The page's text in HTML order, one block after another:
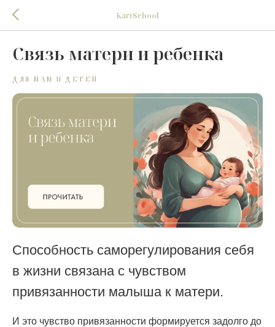
KartSchool
Связь матери и ребенка
ДЛЯ МАМ И ДЕТЕЙ
Способность саморегулирования себя
в жизни связана с чувством
привязанности малыша к матери.
И это чувство привязанности формируется задолго до